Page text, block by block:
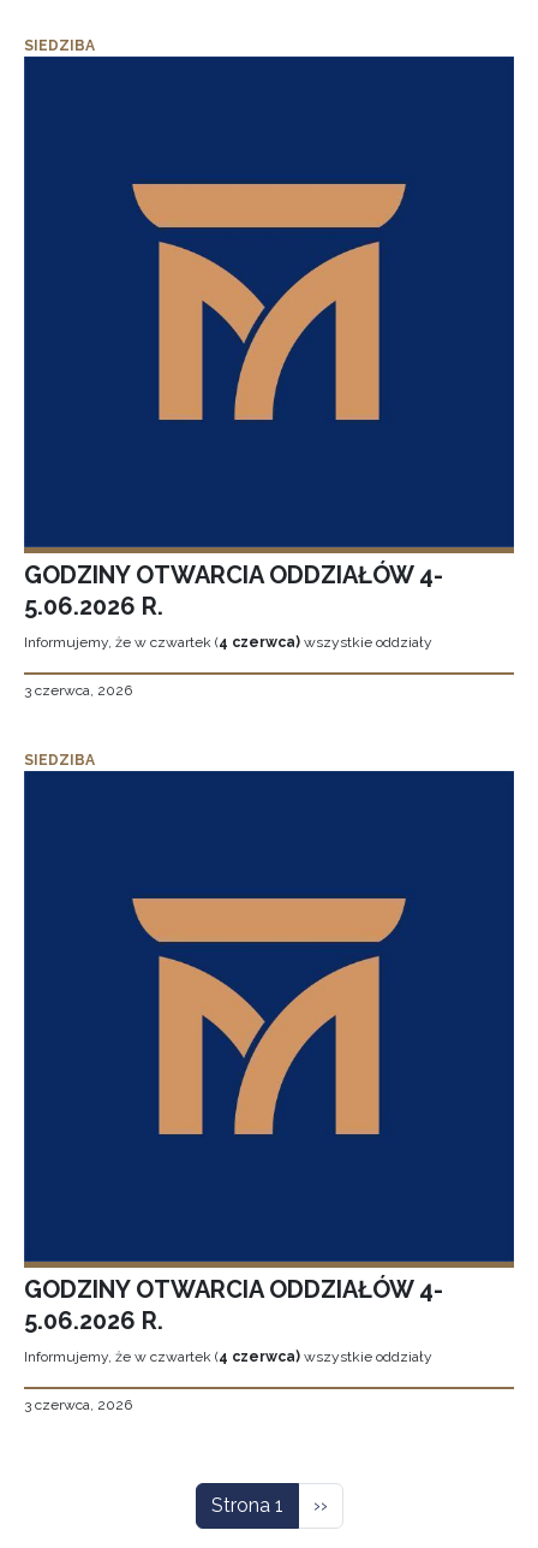
SIEDZIBA
GODZINY OTWARCIA ODDZIAŁÓW 4-
5.06.2026 R.
Informujemy, że w czwartek (4 czerwca) wszystkie oddziały
3 czerwca, 2026
SIEDZIBA
GODZINY OTWARCIA ODDZIAŁÓW 4-
5.06.2026 R.
Informujemy, że w czwartek (4 czerwca) wszystkie oddziały
3 czerwca, 2026
Strona 1 Następna strona
››